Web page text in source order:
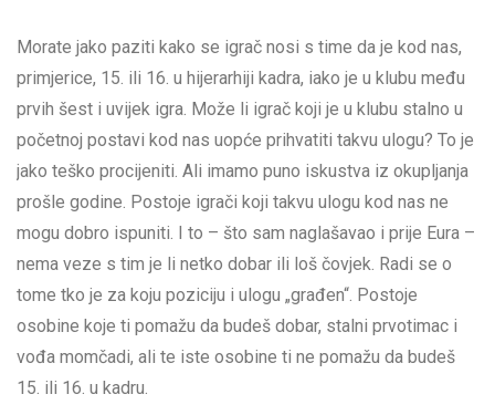
Morate jako paziti kako se igrač nosi s time da je kod nas,
primjerice, 15. ili 16. u hijerarhiji kadra, iako je u klubu među
prvih šest i uvijek igra. Može li igrač koji je u klubu stalno u
početnoj postavi kod nas uopće prihvatiti takvu ulogu? To je
jako teško procijeniti. Ali imamo puno iskustva iz okupljanja
prošle godine. Postoje igrači koji takvu ulogu kod nas ne
mogu dobro ispuniti. I to – što sam naglašavao i prije Eura –
nema veze s tim je li netko dobar ili loš čovjek. Radi se o
tome tko je za koju poziciju i ulogu „građen“. Postoje
osobine koje ti pomažu da budeš dobar, stalni prvotimac i
vođa momčadi, ali te iste osobine ti ne pomažu da budeš
15. ili 16. u kadru.